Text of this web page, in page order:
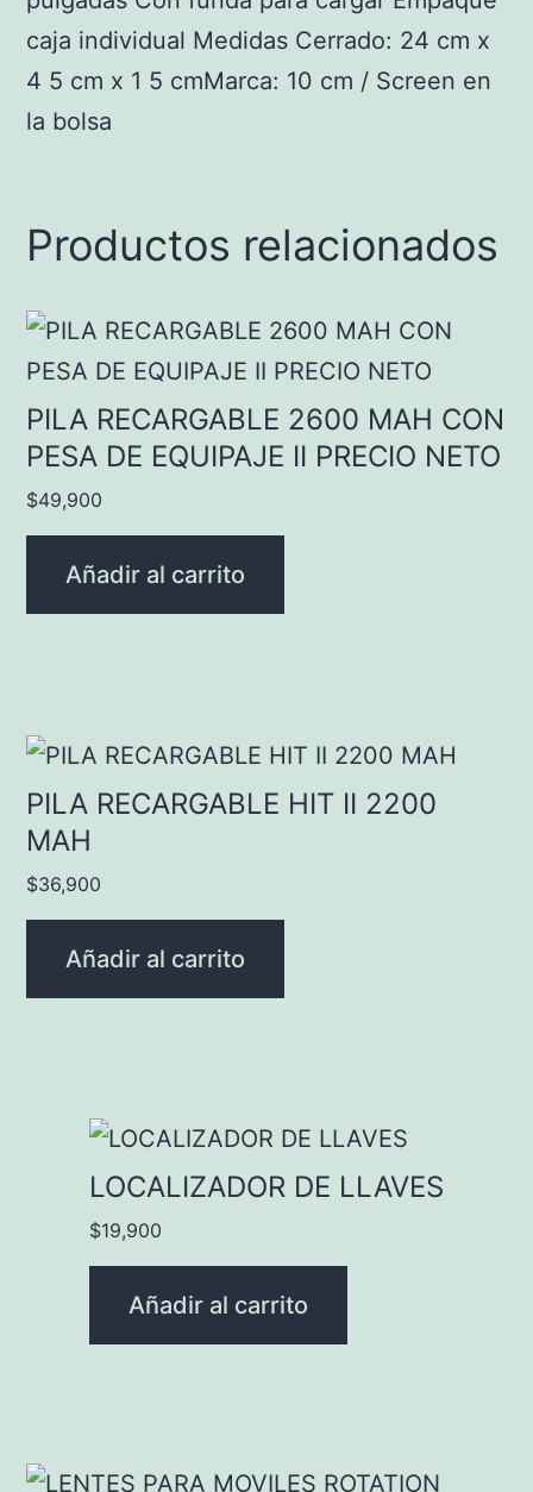
caja individual Medidas Cerrado: 24 cm x
4 5 cm x 1 5 cmMarca: 10 cm / Screen en
la bolsa
Productos relacionados
PILA RECARGABLE 2600 MAH CON
PESA DE EQUIPAJE II PRECIO NETO
$49,900
Añadir al carrito
PILA RECARGABLE HIT II 2200
MAH
$36,900
Añadir al carrito
LOCALIZADOR DE LLAVES
$19,900
Añadir al carrito